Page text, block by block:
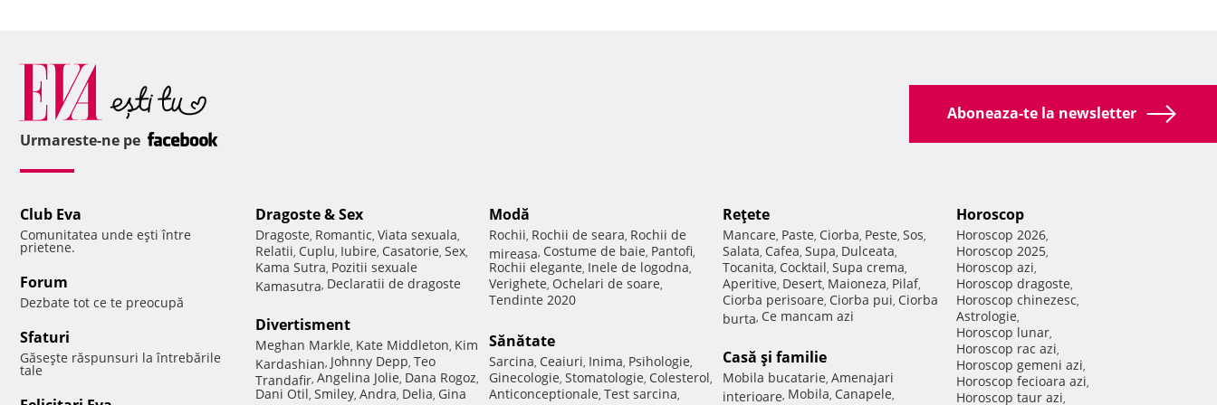
Aboneaza-te la newsletter
Urmareste-ne pe
Club Eva
Comunitatea unde eşti între
prietene.
Forum
Dezbate tot ce te preocupă
Sfaturi
Găseşte răspunsuri la întrebările
tale
Dragoste & Sex
Dragoste, Romantic, Viata sexuala,
Relatii, Cuplu, Iubire, Casatorie, Sex,
Kama Sutra, Pozitii sexuale
Kamasutra, Declaratii de dragoste
Divertisment
Meghan Markle, Kate Middleton, Kim
Kardashian, Johnny Depp, Teo
Trandafir, Angelina Jolie, Dana Rogoz,
Dani Otil, Smiley, Andra, Delia, Gina
Modă
Rochii, Rochii de seara, Rochii de
mireasa, Costume de baie, Pantofi,
Rochii elegante, Inele de logodna,
Verighete, Ochelari de soare,
Tendinte 2020
Sănătate
Sarcina, Ceaiuri, Inima, Psihologie,
Ginecologie, Stomatologie, Colesterol,
Anticonceptionale, Test sarcina,
Reţete
Mancare, Paste, Ciorba, Peste, Sos,
Salata, Cafea, Supa, Dulceata,
Tocanita, Cocktail, Supa crema,
Aperitive, Desert, Maioneza, Pilaf,
Ciorba perisoare, Ciorba pui, Ciorba
burta, Ce mancam azi
Casă şi familie
Mobila bucatarie, Amenajari
interioare, Mobila, Canapele,
Horoscop
Horoscop 2026,
Horoscop 2025,
Horoscop azi,
Horoscop dragoste,
Horoscop chinezesc,
Astrologie,
Horoscop lunar,
Horoscop rac azi,
Horoscop gemeni azi,
Horoscop fecioara azi,
Horoscop taur azi,